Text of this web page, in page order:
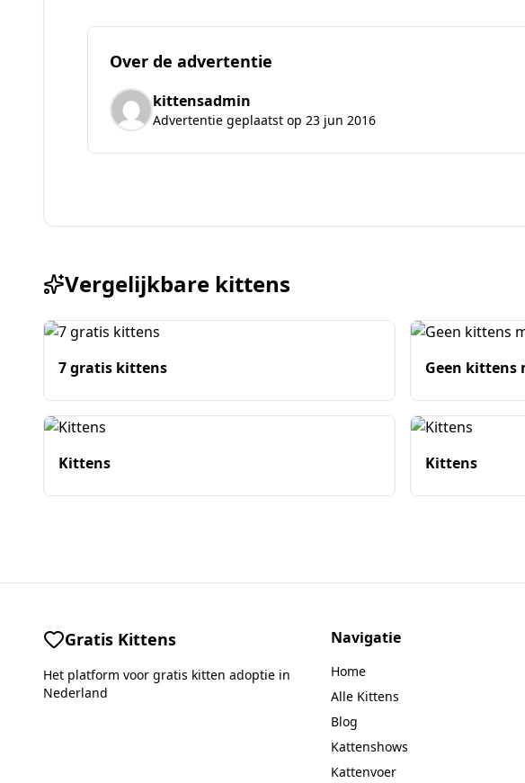
Over de advertentie
kittensadmin
Advertentie geplaatst op 23 jun 2016
Vergelijkbare kittens
7 gratis kittens Geen kittens
Kittens Kittens
Gratis Kittens
Het platform voor gratis kitten adoptie in
Nederland
Navigatie
Home
Alle Kittens
Blog
Kattenshows
Kattenvoer